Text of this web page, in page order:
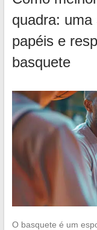
quadra: uma
papéis e
basquete
O basquete é um